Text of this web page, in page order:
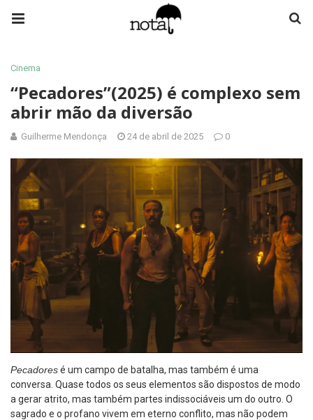
Cinema
“Pecadores”(2025) é complexo sem
abrir mão da diversão
Guilherme Mendonça 24 de abril de 2025 0
Pecadoresé um campo de batalha, mas também é uma
conversa. Quase todos os seus elementos são dispostos de modo
a gerar atrito, mas também partes indissociáveis um do outro. O
sagrado e o profano vivem em eterno conflito, mas não podem